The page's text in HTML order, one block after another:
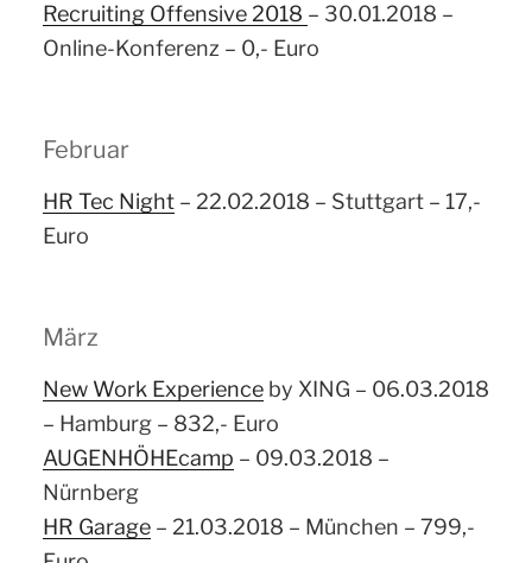
Recruiting Offensive 2018 – 30.01.2018 –
Online-Konferenz – 0,- Euro
Februar
HR Tec Night – 22.02.2018 – Stuttgart – 17,-
Euro
März
New Work Experience by XING – 06.03.2018
– Hamburg – 832,- Euro
AUGENHÖHEcamp – 09.03.2018 –
Nürnberg
HR Garage – 21.03.2018 – München – 799,-